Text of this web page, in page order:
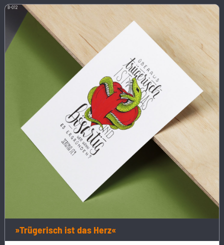
B-012
»Trügerisch ist das Herz«